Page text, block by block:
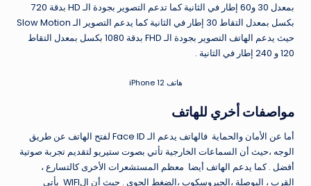
بمعدل 30 و60 إطار في الثانية كما تدعم التصوير بجودة الـ HD بدقة 720
بكسل بمعدل التقاط 30 إطار في الثانية كما يدعم التصوير الـ Slow Motion
حيث يدعم الهاتف التصوير بجودة الـ FHD بدقة 1080 بكسل بمعدل التقاط
120 و 240 إطار في الثانية .
هاتف iPhone 12
مواصفات أخري للهاتف
أما عن الأمان والحماية فالهاتف يدعم الـ Face ID لفتح الهاتف عن طريق
الوجه ،حيث أن السماعات الخارجية تأتي بصوت ستيريو لتقديم تجربة صوتية
أفضل . كما يدعم الهاتف أيضا معظم المستشعرات الأخرى كالتسارع ،
القرب ، البوصلة ،الجيروسكوب ،الضغط الجوي . حيث أن الWIFI يأتي